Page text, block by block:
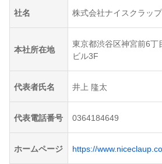
社名 株式会社ナイスクラップ
本社所在地
東京都渋谷区神宮前6丁
ビル3F
代表者氏名 井上 隆太
代表電話番号 0364184649
ホームページ https://